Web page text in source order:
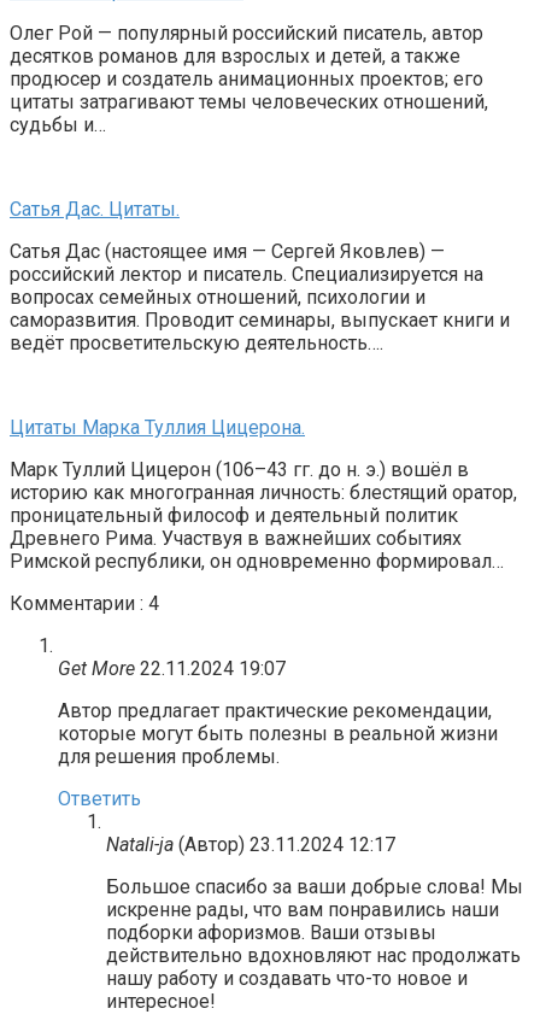
Олег Рой — популярный российский писатель, автор
десятков романов для взрослых и детей, а также
продюсер и создатель анимационных проектов; его
цитаты затрагивают темы человеческих отношений,
судьбы и…
Сатья Дас. Цитаты.
Сатья Дас (настоящее имя — Сергей Яковлев) —
российский лектор и писатель. Специализируется на
вопросах семейных отношений, психологии и
саморазвития. Проводит семинары, выпускает книги и
ведёт просветительскую деятельность….
Цитаты Марка Туллия Цицерона.
Марк Туллий Цицерон (106–43 гг. до н. э.) вошёл в
историю как многогранная личность: блестящий оратор,
проницательный философ и деятельный политик
Древнего Рима. Участвуя в важнейших событиях
Римской республики, он одновременно формировал…
Комментарии : 4
Get More 22.11.2024 19:07
Автор предлагает практические рекомендации,
которые могут быть полезны в реальной жизни
для решения проблемы.
Ответить
Natali-ja (Автор) 23.11.2024 12:17
Большое спасибо за ваши добрые слова! Мы
искренне рады, что вам понравились наши
подборки афоризмов. Ваши отзывы
действительно вдохновляют нас продолжать
нашу работу и создавать что-то новое и
интересное!